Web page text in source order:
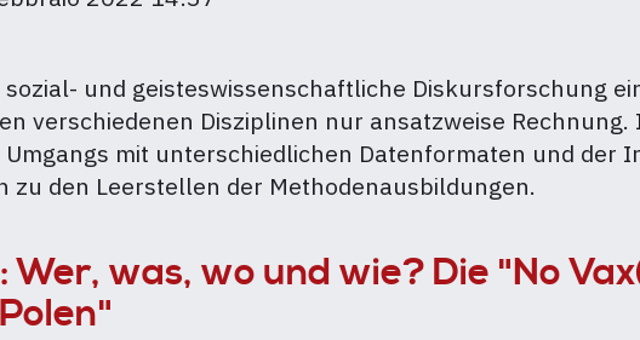
und geisteswissenschaftliche Diskursforschung
verschiedenen Disziplinen nur ansatzweise Rechnung.
mit unterschiedlichen Datenformaten und der
zu den Leerstellen der Methodenausbildungen.
Wer, was, wo und wie? Die "No